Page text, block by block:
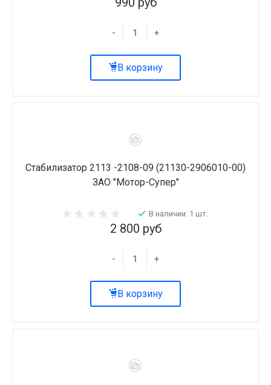
- +
В корзину
Стабилизатор 2113 -2108-09 (21130-2906010-00)
ЗАО "Мотор-Супер"
В наличии: 1 шт.
2 800 руб
- +
В корзину